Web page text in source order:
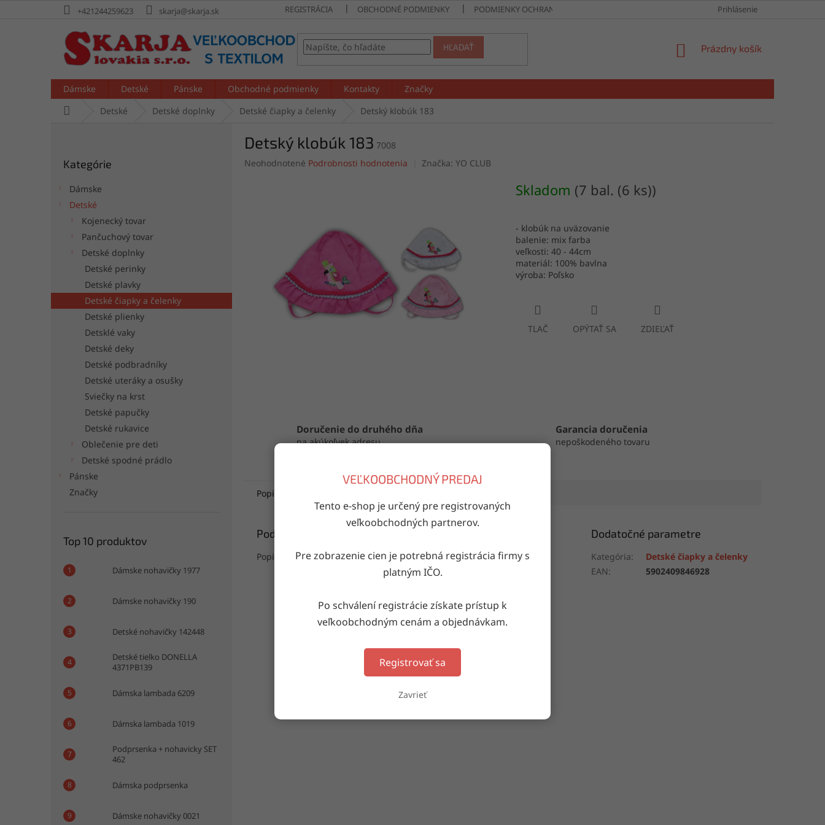
VEĽKOOBCHODNÝ PREDAJ
Tento e-shop je určený pre registrovaných
veľkoobchodných partnerov.
Pre zobrazenie cien je potrebná registrácia firmy s
platným IČO.
Po schválení registrácie získate prístup k
veľkoobchodným cenám a objednávkam.
Registrovať sa
Zavrieť
+421244259623 skarja@skarja.sk REGISTRÁCIA OBCHODNÉ PODMIENKY PODMIENKY OCHRANY OSOBNÝCH ÚDAJOV Prihlásenie
HĽADAŤ
NÁKUPNÝ
Prázdny košík
Dámske Detské Pánske Obchodné podmienky Kontakty
Značky
DomovDetské Detské doplnky Detské čiapky a čelenky Detský klobúk 183
kategórie
Kategórie
Dámske
Detské
Kojenecký tovar
Pančuchový tovar
Detské doplnky
Detské perinky
Detské plavky
Detské čiapky a čelenky
Detské plienky
Detsklé vaky
Detské deky
Detské podbradníky
Detské uteráky a osušky
Sviečky na krst
Detské papučky
Detské rukavice
Oblečenie pre deti
Detské spodné prádlo
Pánske
Značky
Top 10 produktov
Dámske nohavičky 1977
Dámske nohavičky 190
Detské nohavičky 142448
Detské tielko DONELLA
4371PB139
Dámska lambada 6209
Dámska lambada 1019
Podprsenka + nohavicky SET
462
Dámska podprsenka
Dámske nohavičky 0021
Detský klobúk 183 7008
Priemerné
Neohodnotené Podrobnosti hodnotenia Značka: YO CLUB
Skladom (7 bal. (6 ks))
- klobúk na uväzovanie
balenie: mix farba
veľkosti: 40 - 44cm
materiál: 100% bavlna
výroba: Poľsko
TLAČ OPÝTAŤ SA ZDIEĽAŤ
Doručenie do druhého dňa
na akúkoľvek adresu
Garancia doručenia
nepoškodeného tovaru
Popis
Podrobný popis
Popis produktu nie je dostupný
Dodatočné parametre
Kategória:
Detské čiapky a čelenky
EAN: 5902409846928